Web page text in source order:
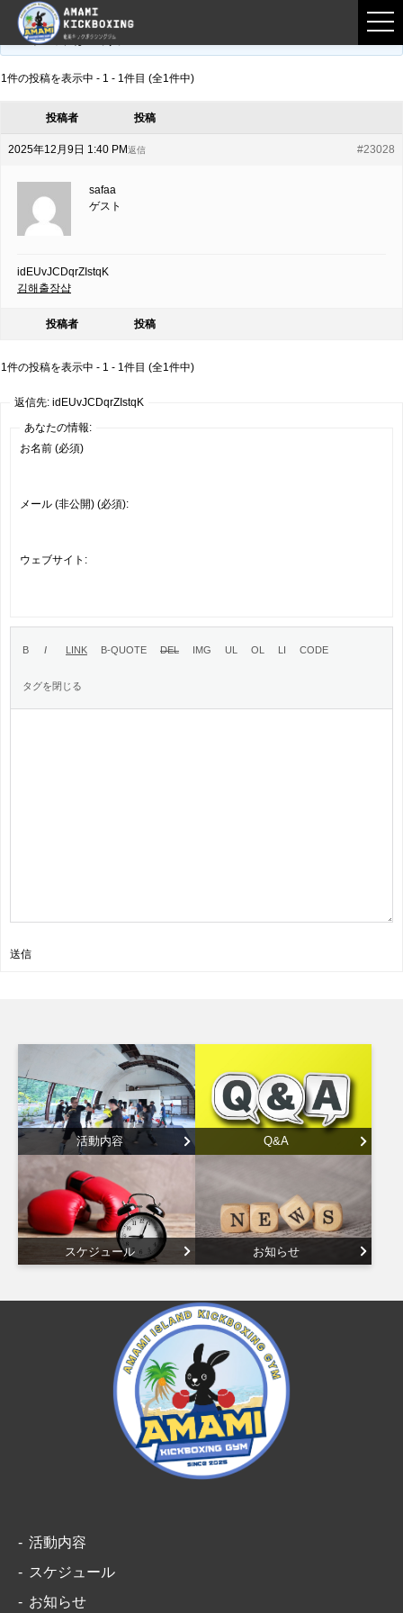
フロントページ › フォーラム
このトピックは空です。
1件の投稿を表示中 - 1 - 1件目 (全1件中)
投稿者 投稿
2025年12月9日 1:40 PM #23028
返信
safaa
ゲスト
idEUvJCDqrZIstqK
김해출장샵
投稿者 投稿
1件の投稿を表示中 - 1 - 1件目 (全1件中)
返信先: idEUvJCDqrZIstqK
あなたの情報:
お名前 (必須)
メール (非公開) (必須):
ウェブサイト:
送信
活動内容 Q&A
スケジュール お知らせ
活動内容
スケジュール
お知らせ